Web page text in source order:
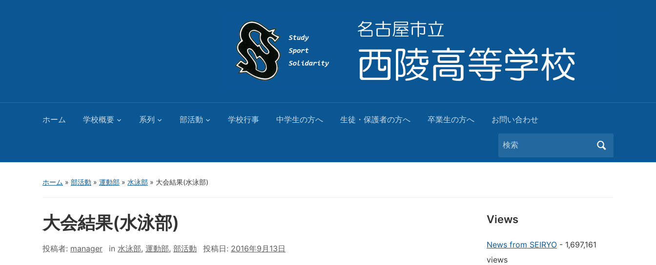
ホーム 学校概要 系列 部活動 学校行事 中学生の方へ 生徒・保護者の方へ 卒業生の方へ お問い合わせ
Search
for:
ホーム » 部活動 » 運動部 » 水泳部 » 大会結果(水泳部)
大会結果(水泳部)
投稿者: manager in 水泳部, 運動部, 部活動 投稿日: 2016年9月13日
Views
News from SEIRYO - 1,697,161
views